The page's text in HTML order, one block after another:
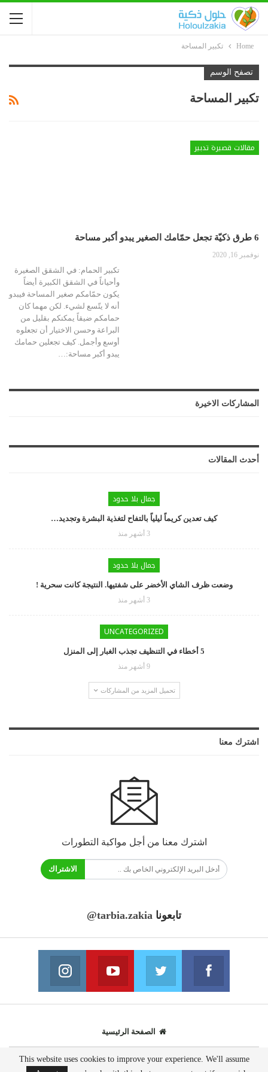
Home تكبير المساحة
تصفح الوسم
تكبير المساحة
مقالات قصيرة تدبير
6 طرق ذكيّة تجعل حمّامك الصغير يبدو أكبر مساحة
نوفمبر 16, 2020
تكبير الحمام: في الشقق الصغيرة
وأحياناً في الشقق الكبيرة أيضاً
يكون حمّامكم صغير المساحة فيبدو
أنه لا يتّسع لشيء. لكن مهما كان
حمامكم ضيقاً يمكنكم بقليل من
البراعة وحسن الاختيار أن تجعلوه
أوسع وأجمل. كيف تجعلين حمامك
يبدو أكبر مساحة:…
المشاركات الاخيرة
أحدث المقالات
جمال بلا حدود
كيف تعدين كريماً ليلياً بالتفاح لتغذية البشرة وتجديد…
3 أشهر منذ
جمال بلا حدود
وضعت ظرف الشاي الأخضر على شفتيها. النتيجة كانت سحرية !
3 أشهر منذ
UNCATEGORIZED
5 أخطاء في التنظيف تجذب الغبار إلى المنزل
9 أشهر منذ
تحميل المزيد من المشاركات
اشترك معنا
اشترك معنا من أجل مواكبة التطورات
الاشتراك
تابعونا @tarbia.zakia
فايسبوك
انضم الينا انضم الينا
يوتيوب
انضم الينا
الصفحة الرئيسية
© 2020 - جميع الحقوق محفوظة.
This website uses cookies to improve your experience. We'll assume